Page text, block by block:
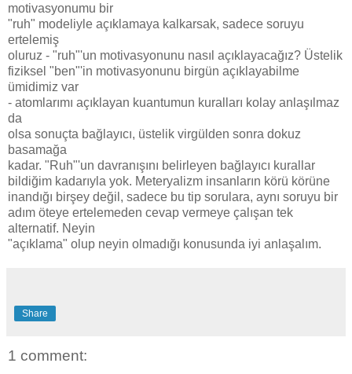
motivasyonumu bir
"ruh" modeliyle açıklamaya kalkarsak, sadece soruyu
ertelemiş
oluruz - "ruh"'un motivasyonunu nasıl açıklayacağız? Üstelik
fiziksel "ben"'in motivasyonunu birgün açıklayabilme
ümidimiz var
- atomlarımı açıklayan kuantumun kuralları kolay anlaşılmaz
da
olsa sonuçta bağlayıcı, üstelik virgülden sonra dokuz
basamağa
kadar. "Ruh"'un davranışını belirleyen bağlayıcı kurallar
bildiğim kadarıyla yok. Meteryalizm insanların körü körüne
inandığı birşey değil, sadece bu tip sorulara, aynı soruyu bir
adım öteye ertelemeden cevap vermeye çalışan tek
alternatif. Neyin
"açıklama" olup neyin olmadığı konusunda iyi anlaşalım.
Share
1 comment: